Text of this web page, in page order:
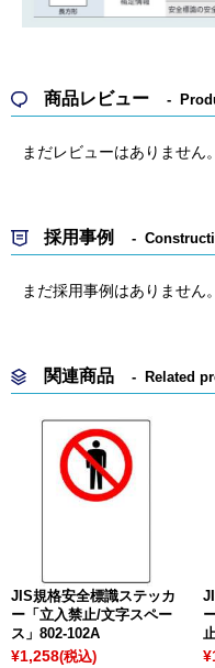
商品レビュー
まだレビューはありません。
採用事例
まだ採用事例はありません。
関連商品 Related
JIS規格安全標識ステッカ
ー「立入禁止/文字スペー
ス」802-102A
¥1,258(税込)